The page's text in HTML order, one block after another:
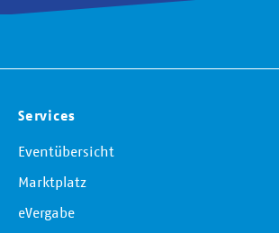
Services
Eventübersicht
Marktplatz
eVergabe